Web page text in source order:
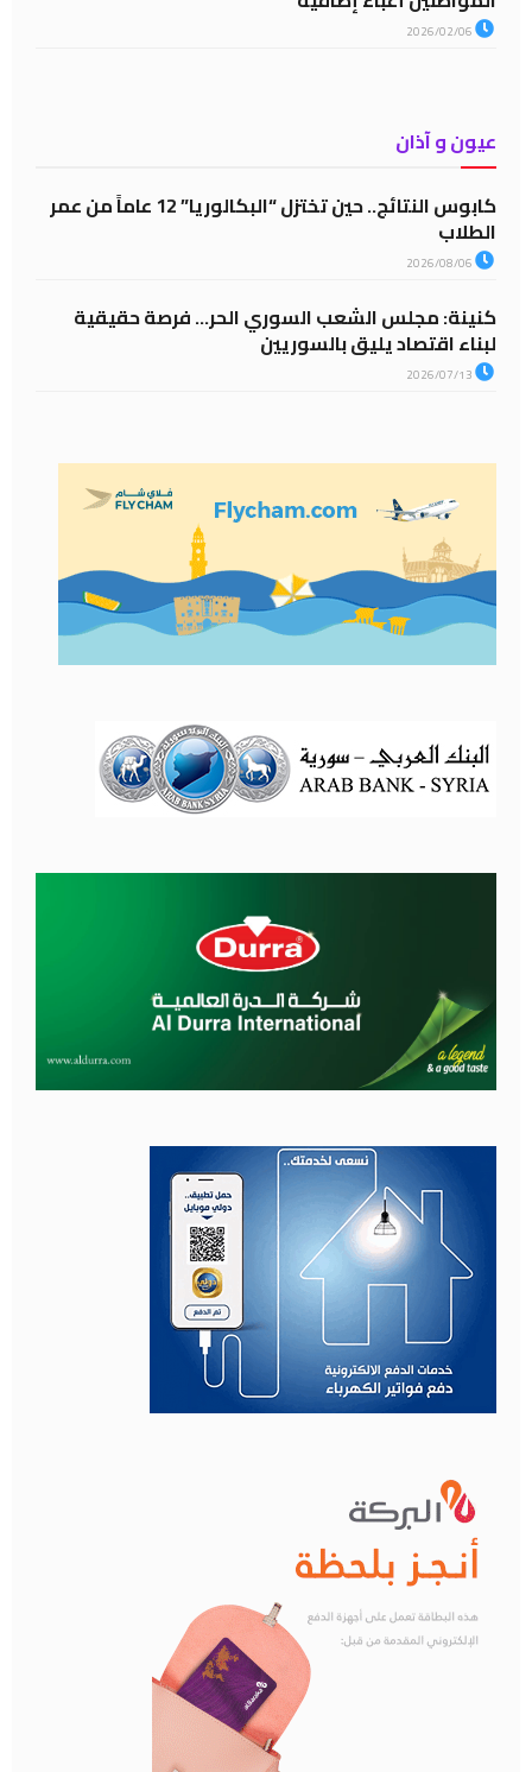
عيون و آذان
كابوس النتائج.. حين تختزل “البكالوريا” 12 عاماً من عمر
الطلاب
كنينة: مجلس الشعب السوري الحر… فرصة حقيقية
لبناء اقتصاد يليق بالسوريين